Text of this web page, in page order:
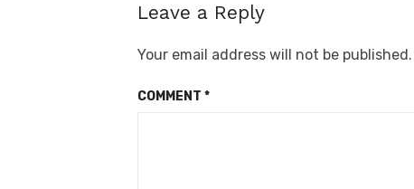
Leave a Reply
Your email address will not be published.
COMMENT *